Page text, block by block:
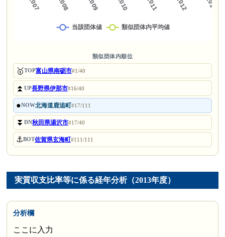
類似団体内順位
🥇TOP富山県南砺市#1/40
⏫UP長野県伊那市#16/40
●NOW北海道鹿追町#17/111
⏬DN秋田県湯沢市#17/40
⚓BOT佐賀県玄海町#111/111
実質収支比率等に係る経年分析（2013年度）
分析欄
ここに入力